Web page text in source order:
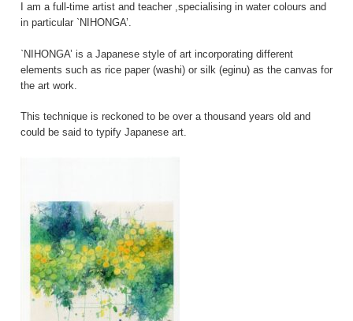
I am a full-time artist and teacher ,specialising in water colours and
in particular `NIHONGA’.
`NIHONGA’ is a Japanese style of art incorporating different
elements such as rice paper (washi) or silk (eginu) as the canvas for
the art work.
This technique is reckoned to be over a thousand years old and
could be said to typify Japanese art.